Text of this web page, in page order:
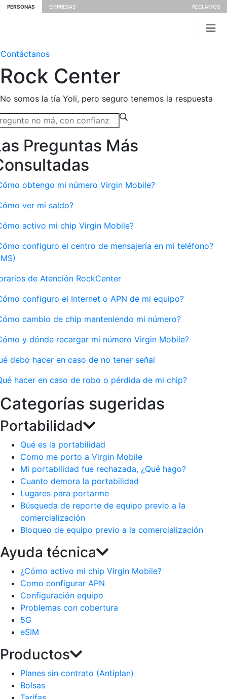
PERSONAS EMPRESAS RECLAMOS
Contáctanos
Rock Center
No somos la tía Yoli, pero seguro tenemos la respuesta
Preguntas Más
obtengo mi número Virgin Mobile?
ver mi saldo?
activo mi chip Virgin Mobile?
configuro el centro de mensajería en mi teléfono?
de Atención RockCenter
configuro el Internet o APN de mi equipo?
cambio de chip manteniendo mi número?
y dónde recargar mi número Virgin Mobile?
debo hacer en caso de no tener señal
hacer en caso de robo o pérdida de mi chip?
Categorías sugeridas
Portabilidad
Qué es la portabilidad
Como me porto a Virgin Mobile
Mi portabilidad fue rechazada, ¿Qué hago?
Cuanto demora la portabilidad
Lugares para portarme
Búsqueda de reporte de equipo previo a la
comercialización
Bloqueo de equipo previo a la comercialización
Ayuda técnica
¿Cómo activo mi chip Virgin Mobile?
Como configurar APN
Configuración equipo
Problemas con cobertura
5G
eSIM
Productos
Planes sin contrato (Antiplan)
Bolsas